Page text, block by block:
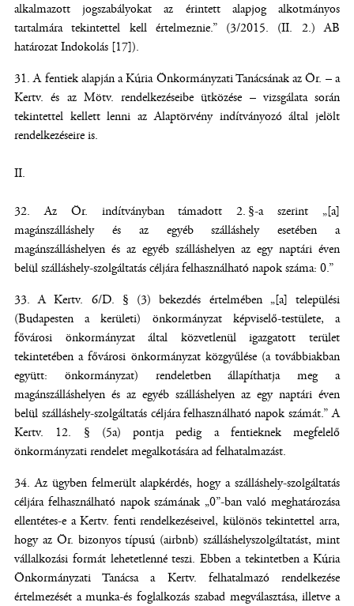
alkalmazott jogszabályokat az érintett alapjog alkotmányos
tartalmára tekintettel kell értelmeznie.” (3/2015. (II. 2.) AB
határozat Indokolás [17]).
A fentiek alapján a Kúria Önkormányzati Tanácsának az Ör. – a
Kertv. és az Mötv. rendelkezéseibe ütközése – vizsgálata során
tekintettel kellett lenni az Alaptörvény indítványozó által jelölt
rendelkezéseire is.
II.
Az Ör. indítványban támadott 2. §-a szerint „[a]
magánszálláshely és az egyéb szálláshely esetében a
magánszálláshelyen és az egyéb szálláshelyen az egy naptári éven
belül szálláshely-szolgáltatás céljára felhasználható napok száma: 0.”
A Kertv. 6/D. § (3) bekezdés értelmében „[a] települési
(Budapesten a kerületi) önkormányzat képviselő-testülete, a
fővárosi önkormányzat által közvetlenül igazgatott terület
tekintetében a fővárosi önkormányzat közgyűlése (a továbbiakban
együtt: önkormányzat) rendeletben állapíthatja meg a
magánszálláshelyen és az egyéb szálláshelyen az egy naptári éven
belül szálláshely-szolgáltatás céljára felhasználható napok számát.” A
Kertv. 12. § (5a) pontja pedig a fentieknek megfelelő
önkormányzati rendelet megalkotására ad felhatalmazást.
Az ügyben felmerült alapkérdés, hogy a szálláshely-szolgáltatás
céljára felhasználható napok számának „0”-ban való meghatározása
ellentétes-e a Kertv. fenti rendelkezéseivel, különös tekintettel arra,
hogy az Ör. bizonyos típusú (airbnb) szálláshelyszolgáltatást, mint
vállalkozási formát lehetetlenné teszi. Ebben a tekintetben a Kúria
Önkormányzati Tanácsa a Kertv. felhatalmazó rendelkezése
értelmezését a munka-és foglalkozás szabad megválasztása, illetve a